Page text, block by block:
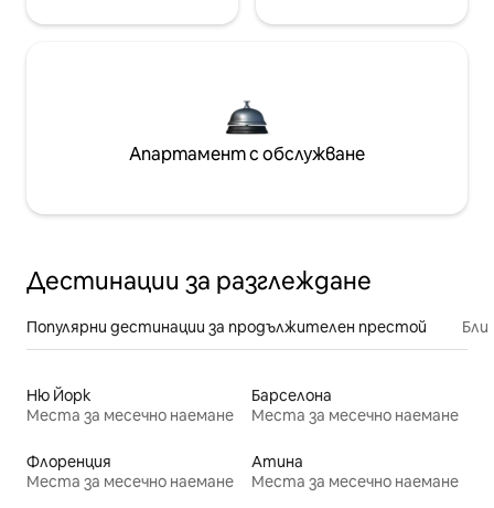
Апартамент с обслужване
Дестинации за разглеждане
Популярни дестинации за продължителен престой
Ню Йорк
Места за месечно наемане
Барселона
Места за месечно наемане
Флоренция
Места за месечно наемане
Атина
Места за месечно наемане